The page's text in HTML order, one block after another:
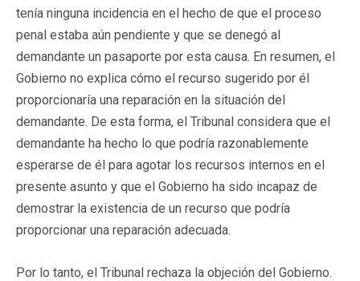
tenía ninguna incidencia en el hecho de que el proceso
penal estaba aún pendiente y que se denegó al
demandante un pasaporte por esta causa. En resumen, el
Gobierno no explica cómo el recurso sugerido por él
proporcionaría una reparación en la situación del
demandante. De esta forma, el Tribunal considera que el
demandante ha hecho lo que podría razonablemente
esperarse de él para agotar los recursos internos en el
presente asunto y que el Gobierno ha sido incapaz de
demostrar la existencia de un recurso que podría
proporcionar una reparación adecuada.
Por lo tanto, el Tribunal rechaza la objeción del Gobierno.